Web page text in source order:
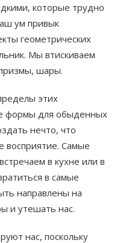
которые трудно
ум привык
геометрических
Мы втискиваем
шары.
этих
формы для обыденных
нечто, что
восприятие. Самые
в кухне или в
в самые
направлены на
и утешать нас.
нас, поскольку